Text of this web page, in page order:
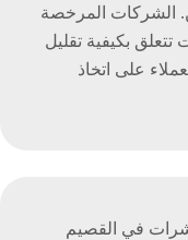
الشركات المرخصة
تتعلق بكيفية تقليل
على اتخاذ
في القصيم